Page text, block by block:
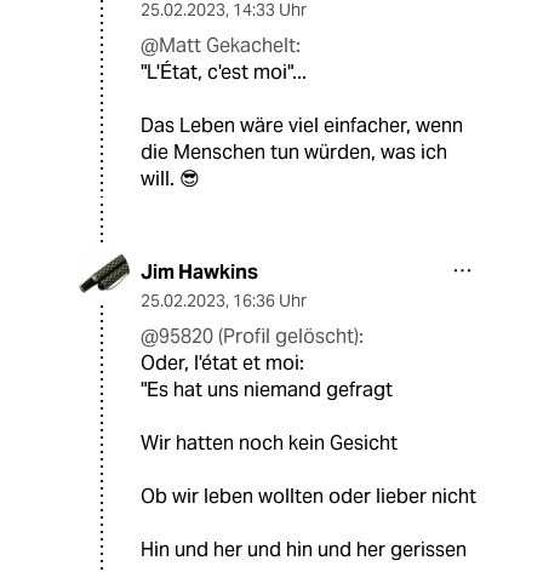
25.02.2023, 14:33 Uhr
@Matt Gekachelt:
"L'État, c'est moi"...
Das Leben wäre viel einfacher, wenn
die Menschen tun würden, was ich
will. 😎
Jim Hawkins
25.02.2023, 16:36 Uhr
@95820 (Profil gelöscht):
Oder, l'état et moi:
"Es hat uns niemand gefragt
Wir hatten noch kein Gesicht
Ob wir leben wollten oder lieber nicht
Hin und her und hin und her gerissen